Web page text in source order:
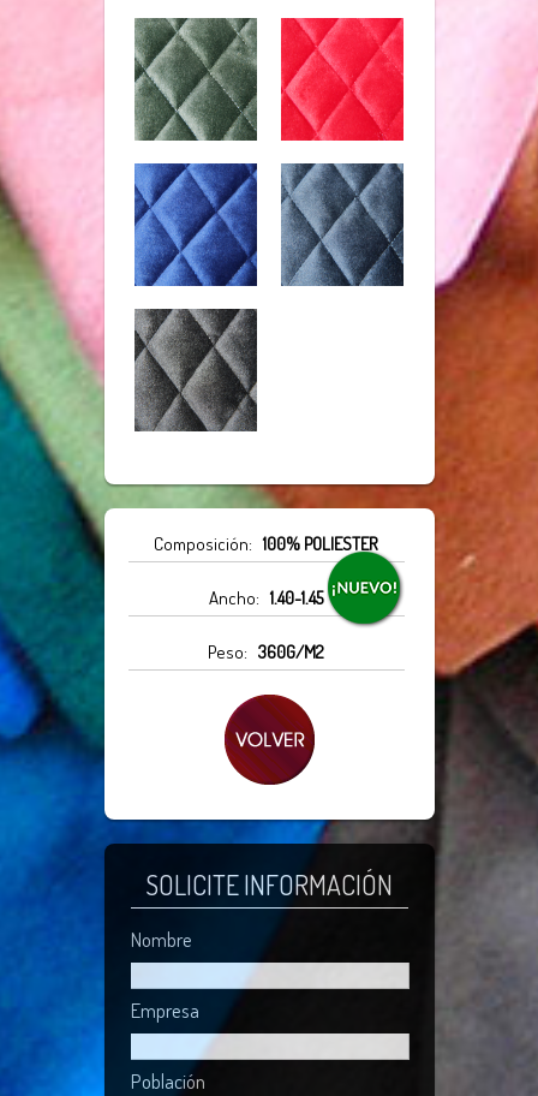
Composición:100% POLIESTER
Ancho:1.40-1.45
Peso: 360G/M2
SOLICITE INFORMACIÓN
Nombre
Empresa
Población